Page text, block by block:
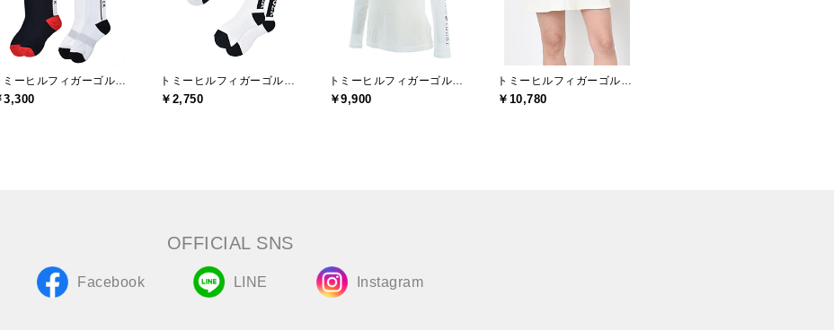
3,300 ￥2,750 ￥9,900 ￥10,780
OFFICIAL SNS
Facebook LINE Instagram